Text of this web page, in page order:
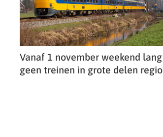
Vanaf 1 november weekend lang
geen treinen in grote delen regio